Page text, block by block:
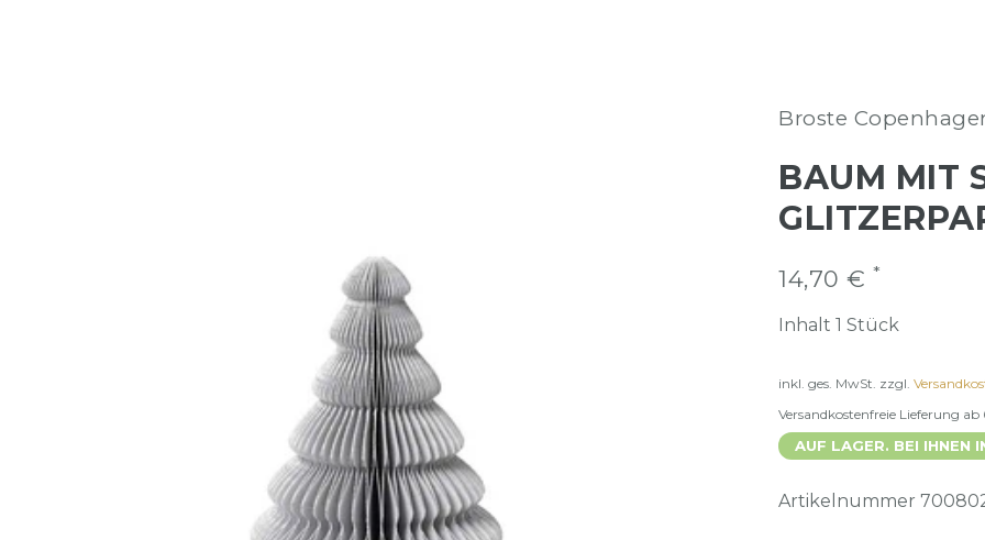
Broste
BAUM MIT
14,70 € *
Inhalt 1 Stück
inkl. ges. MwSt. zzgl.
Versandkostenfreie Lieferung
AUF LAGER. BEI IHNEN
Artikelnummer